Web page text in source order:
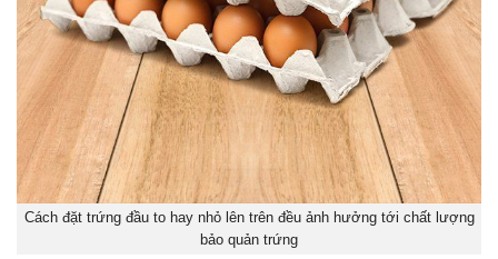
Cách đặt trứng đầu to hay nhỏ lên trên đều ảnh hưởng tới chất lượng
bảo quản trứng